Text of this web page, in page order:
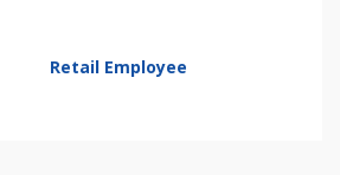
Retail Employee